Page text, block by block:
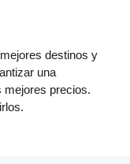
destinos y
una
mejores precios.